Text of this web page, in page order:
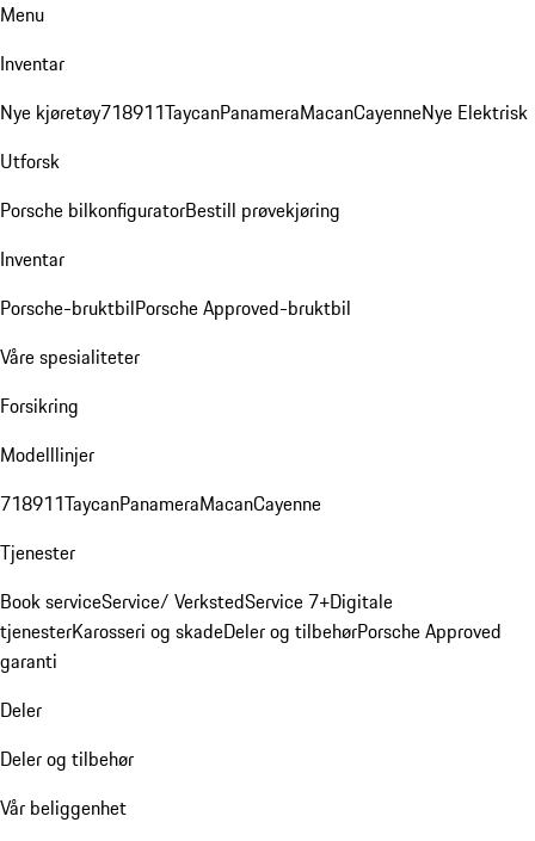
Menu
Inventar
Nye kjøretøy718911TaycanPanameraMacanCayenneNye Elektrisk
Utforsk
Porsche bilkonfiguratorBestill prøvekjøring
Inventar
Porsche-bruktbilPorsche Approved-bruktbil
Våre spesialiteter
Forsikring
Modelllinjer
718911TaycanPanameraMacanCayenne
Tjenester
Book serviceService/ VerkstedService 7+Digitale
tjenesterKarosseri og skadeDeler og tilbehørPorsche Approved
garanti
Deler
Deler og tilbehør
Vår beliggenhet